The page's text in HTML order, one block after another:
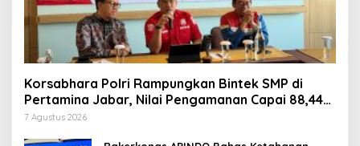
Korsabhara Polri Rampungkan Bintek SMP di
Pertamina Jabar, Nilai Pengamanan Capai 88,44
Persen
7 Agustus 2026